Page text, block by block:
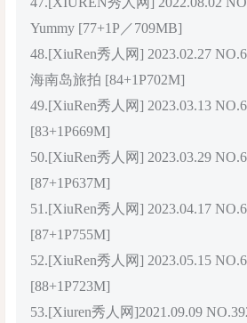
Yummy [77+1P／709MB]
48.[XiuRen秀人网] 2023.02.27
海南岛旅拍 [84+1P702M]
49.[XiuRen秀人网] 2023.03.13
[83+1P669M]
50.[XiuRen秀人网] 2023.03.29
[87+1P637M]
51.[XiuRen秀人网] 2023.04.17
[87+1P755M]
52.[XiuRen秀人网] 2023.05.15
[88+1P723M]
53.[Xiuren秀人网]2021.09.09